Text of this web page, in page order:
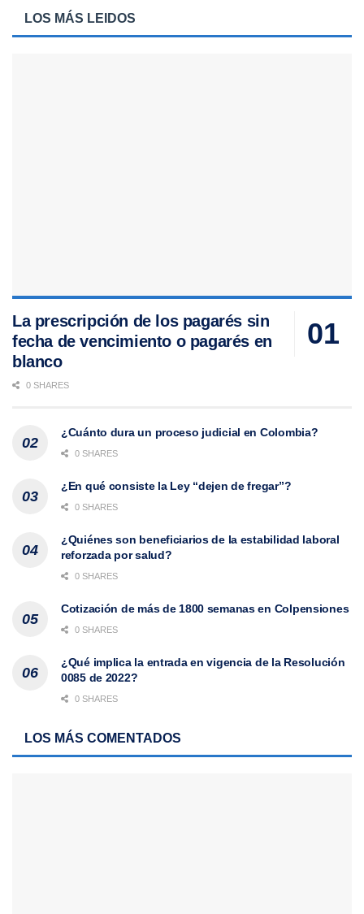
LOS MÁS LEIDOS
La prescripción de los pagarés sin
fecha de vencimiento o pagarés en
blanco
0 SHARES
¿Cuánto dura un proceso judicial en Colombia?
0 SHARES
¿En qué consiste la Ley “dejen de fregar”?
0 SHARES
¿Quiénes son beneficiarios de la estabilidad laboral
reforzada por salud?
0 SHARES
Cotización de más de 1800 semanas en Colpensiones
0 SHARES
¿Qué implica la entrada en vigencia de la Resolución
0085 de 2022?
0 SHARES
LOS MÁS COMENTADOS